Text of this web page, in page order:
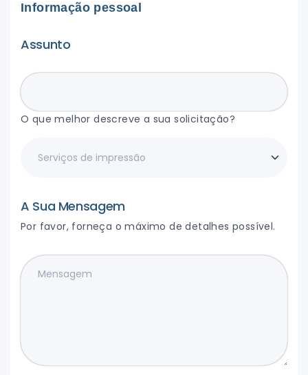
Informação pessoal
Assunto
O que melhor descreve a sua solicitação?
A Sua Mensagem
Por favor, forneça o máximo de detalhes possível.